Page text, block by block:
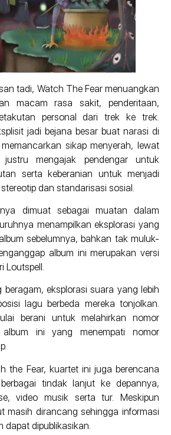
tadi, Watch The Fear menuangkan
macam rasa sakit, penderitaan,
personal dari trek ke trek.
jadi bejana besar buat narasi di
sikap menyerah, lewat
justru mengajak pendengar untuk
serta keberanian untuk menjadi
dan standarisasi sosial.
dimuat sebagai muatan dalam
menampilkan eksplorasi yang
sebelumnya, bahkan tak muluk-
album ini merupakan versi
Loutspell.
beragam, eksplorasi suara yang lebih
lagu berbeda mereka tonjolkan.
berani untuk melahirkan nomor
album ini yang menempati nomor
the Fear, kuartet ini juga berencana
tindak lanjut ke depannya,
video musik serta tur. Meskipun
masih dirancang sehingga informasi
dapat dipublikasikan.